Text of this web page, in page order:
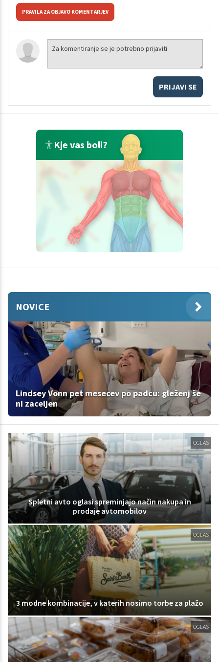
PRAVILA ZA OBJAVO KOMENTARJEV
PRIJAVI SE
Kje vas boli?
NOVICE
Lindsey Vonn pet mesecev po padcu: gleženj še
ni zaceljen
OGLAS
Spletni avto oglasi spreminjajo način nakupa in
prodaje avtomobilov
OGLAS
3 modne kombinacije, v katerih nosimo torbe za plažo
OGLAS